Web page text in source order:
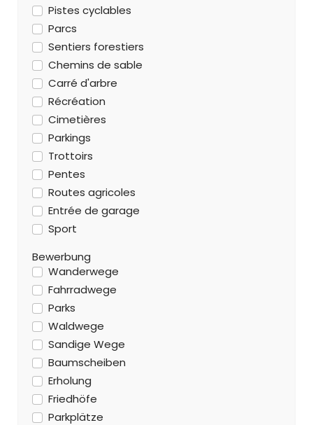
Pistes cyclables
Parcs
Sentiers forestiers
Chemins de sable
Carré d'arbre
Récréation
Cimetières
Parkings
Trottoirs
Pentes
Routes agricoles
Entrée de garage
Sport
Bewerbung
Wanderwege
Fahrradwege
Parks
Waldwege
Sandige Wege
Baumscheiben
Erholung
Friedhöfe
Parkplätze